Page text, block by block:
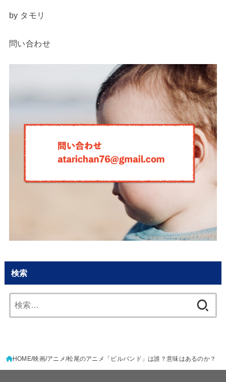
by タモリ
問い合わせ
検索
索:
HOME 映画 アニメ 松尾のアニメ「ビルバンド」は誰？意味はあるのか？